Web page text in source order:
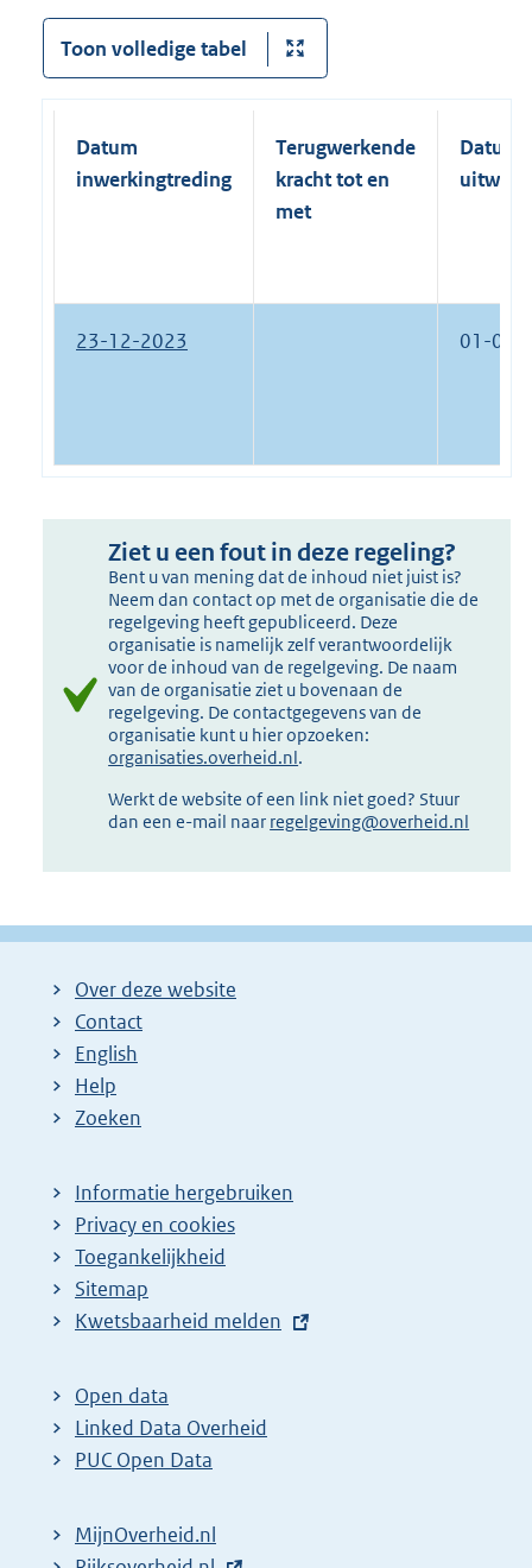
Toon volledige tabel
Datum
inwerkingtreding
Terugwerkende
kracht tot en
met
Datum
23-12-2023 01-01-
Ziet u een fout in deze regeling?
Bent u van mening dat de inhoud niet juist is?
Neem dan contact op met de organisatie die de
regelgeving heeft gepubliceerd. Deze
organisatie is namelijk zelf verantwoordelijk
voor de inhoud van de regelgeving. De naam
van de organisatie ziet u bovenaan de
regelgeving. De contactgegevens van de
organisatie kunt u hier opzoeken:
organisaties.overheid.nl.
Werkt de website of een link niet goed? Stuur
dan een e-mail naar regelgeving@overheid.nl
Over deze website
Contact
English
Help
Zoeken
Informatie hergebruiken
Privacy en cookies
Toegankelijkheid
Sitemap
E
t
e
r
l
Kwetsbaarheid melden
Open data
Linked Data Overheid
PUC Open Data
MijnOverheid.nl